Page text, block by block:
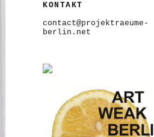
KONTAKT
contact@projektraeume-
berlin.net